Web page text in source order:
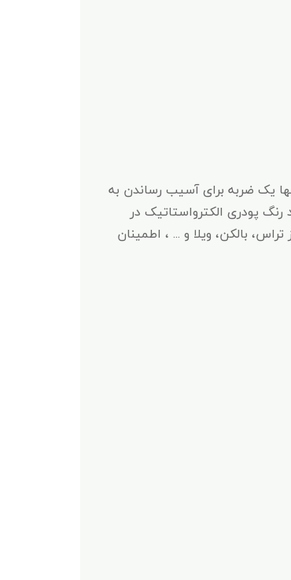
یک ضربه برای آسیب رساندن به
پودری الکترواستاتیک در
بالکن، ویلا و ... ، اطمینان